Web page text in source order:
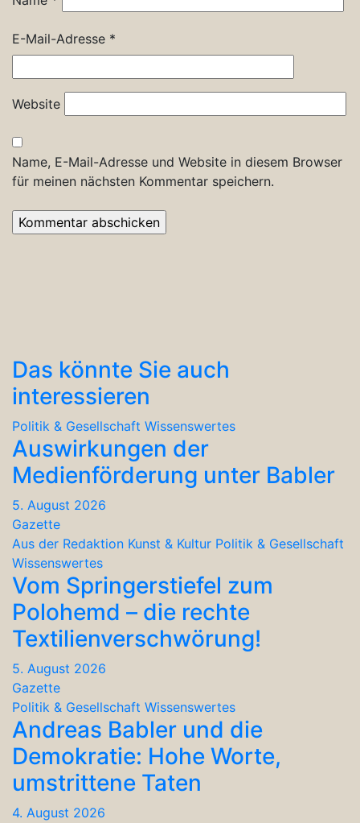
E-Mail-Adresse *
Website
Name, E-Mail-Adresse und Website in diesem Browser
für meinen nächsten Kommentar speichern.
Das könnte Sie auch
interessieren
Politik & Gesellschaft Wissenswertes
Auswirkungen der
Medienförderung unter Babler
5. August 2026
Gazette
Aus der Redaktion Kunst & Kultur Politik & Gesellschaft
Wissenswertes
Vom Springerstiefel zum
Polohemd – die rechte
Textilienverschwörung!
5. August 2026
Gazette
Politik & Gesellschaft Wissenswertes
Andreas Babler und die
Demokratie: Hohe Worte,
umstrittene Taten
4. August 2026